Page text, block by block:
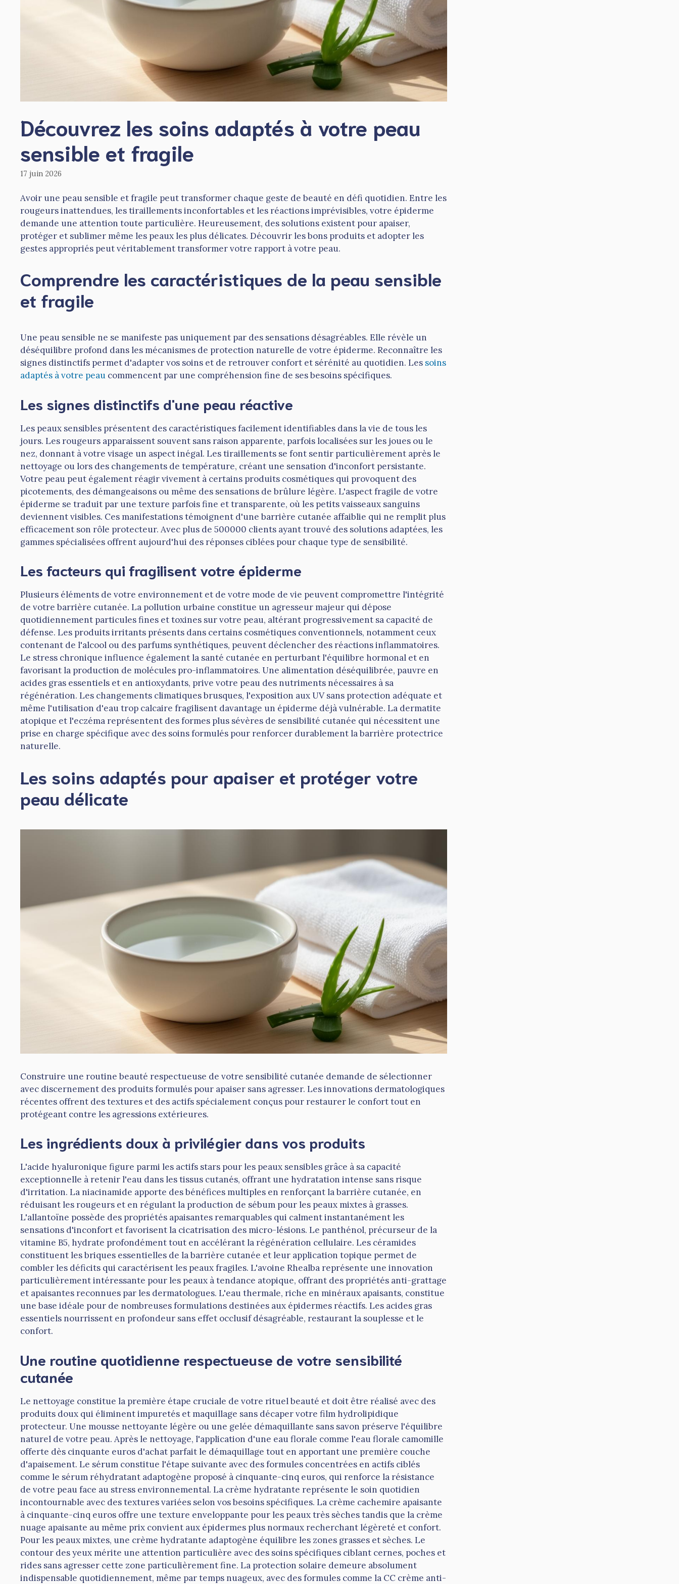
Découvrez les soins adaptés à votre peau
sensible et fragile
17 juin 2026
Avoir une peau sensible et fragile peut transformer chaque geste de beauté en défi quotidien. Entre les
rougeurs inattendues, les tiraillements inconfortables et les réactions imprévisibles, votre épiderme
demande une attention toute particulière. Heureusement, des solutions existent pour apaiser,
protéger et sublimer même les peaux les plus délicates. Découvrir les bons produits et adopter les
gestes appropriés peut véritablement transformer votre rapport à votre peau.
Comprendre les caractéristiques de la peau sensible
et fragile
Une peau sensible ne se manifeste pas uniquement par des sensations désagréables. Elle révèle un
déséquilibre profond dans les mécanismes de protection naturelle de votre épiderme. Reconnaître les
signes distinctifs permet d'adapter vos soins et de retrouver confort et sérénité au quotidien. Les soins
adaptés à votre peau commencent par une compréhension fine de ses besoins spécifiques.
Les signes distinctifs d'une peau réactive
Les peaux sensibles présentent des caractéristiques facilement identifiables dans la vie de tous les
jours. Les rougeurs apparaissent souvent sans raison apparente, parfois localisées sur les joues ou le
nez, donnant à votre visage un aspect inégal. Les tiraillements se font sentir particulièrement après le
nettoyage ou lors des changements de température, créant une sensation d'inconfort persistante.
Votre peau peut également réagir vivement à certains produits cosmétiques qui provoquent des
picotements, des démangeaisons ou même des sensations de brûlure légère. L'aspect fragile de votre
épiderme se traduit par une texture parfois fine et transparente, où les petits vaisseaux sanguins
deviennent visibles. Ces manifestations témoignent d'une barrière cutanée affaiblie qui ne remplit plus
efficacement son rôle protecteur. Avec plus de 500000 clients ayant trouvé des solutions adaptées, les
gammes spécialisées offrent aujourd'hui des réponses ciblées pour chaque type de sensibilité.
Les facteurs qui fragilisent votre épiderme
Plusieurs éléments de votre environnement et de votre mode de vie peuvent compromettre l'intégrité
de votre barrière cutanée. La pollution urbaine constitue un agresseur majeur qui dépose
quotidiennement particules fines et toxines sur votre peau, altérant progressivement sa capacité de
défense. Les produits irritants présents dans certains cosmétiques conventionnels, notamment ceux
contenant de l'alcool ou des parfums synthétiques, peuvent déclencher des réactions inflammatoires.
Le stress chronique influence également la santé cutanée en perturbant l'équilibre hormonal et en
favorisant la production de molécules pro-inflammatoires. Une alimentation déséquilibrée, pauvre en
acides gras essentiels et en antioxydants, prive votre peau des nutriments nécessaires à sa
régénération. Les changements climatiques brusques, l'exposition aux UV sans protection adéquate et
même l'utilisation d'eau trop calcaire fragilisent davantage un épiderme déjà vulnérable. La dermatite
atopique et l'eczéma représentent des formes plus sévères de sensibilité cutanée qui nécessitent une
prise en charge spécifique avec des soins formulés pour renforcer durablement la barrière protectrice
naturelle.
Les soins adaptés pour apaiser et protéger votre
peau délicate
Construire une routine beauté respectueuse de votre sensibilité cutanée demande de sélectionner
avec discernement des produits formulés pour apaiser sans agresser. Les innovations dermatologiques
récentes offrent des textures et des actifs spécialement conçus pour restaurer le confort tout en
protégeant contre les agressions extérieures.
Les ingrédients doux à privilégier dans vos produits
L'acide hyaluronique figure parmi les actifs stars pour les peaux sensibles grâce à sa capacité
exceptionnelle à retenir l'eau dans les tissus cutanés, offrant une hydratation intense sans risque
d'irritation. La niacinamide apporte des bénéfices multiples en renforçant la barrière cutanée, en
réduisant les rougeurs et en régulant la production de sébum pour les peaux mixtes à grasses.
L'allantoïne possède des propriétés apaisantes remarquables qui calment instantanément les
sensations d'inconfort et favorisent la cicatrisation des micro-lésions. Le panthénol, précurseur de la
vitamine B5, hydrate profondément tout en accélérant la régénération cellulaire. Les céramides
constituent les briques essentielles de la barrière cutanée et leur application topique permet de
combler les déficits qui caractérisent les peaux fragiles. L'avoine Rhealba représente une innovation
particulièrement intéressante pour les peaux à tendance atopique, offrant des propriétés anti-grattage
et apaisantes reconnues par les dermatologues. L'eau thermale, riche en minéraux apaisants, constitue
une base idéale pour de nombreuses formulations destinées aux épidermes réactifs. Les acides gras
essentiels nourrissent en profondeur sans effet occlusif désagréable, restaurant la souplesse et le
confort.
Une routine quotidienne respectueuse de votre sensibilité
cutanée
Le nettoyage constitue la première étape cruciale de votre rituel beauté et doit être réalisé avec des
produits doux qui éliminent impuretés et maquillage sans décaper votre film hydrolipidique
protecteur. Une mousse nettoyante légère ou une gelée démaquillante sans savon préserve l'équilibre
naturel de votre peau. Après le nettoyage, l'application d'une eau florale comme l'eau florale camomille
offerte dès cinquante euros d'achat parfait le démaquillage tout en apportant une première couche
d'apaisement. Le sérum constitue l'étape suivante avec des formules concentrées en actifs ciblés
comme le sérum réhydratant adaptogène proposé à cinquante-cinq euros, qui renforce la résistance
de votre peau face au stress environnemental. La crème hydratante représente le soin quotidien
incontournable avec des textures variées selon vos besoins spécifiques. La crème cachemire apaisante
à cinquante-cinq euros offre une texture enveloppante pour les peaux très sèches tandis que la crème
nuage apaisante au même prix convient aux épidermes plus normaux recherchant légèreté et confort.
Pour les peaux mixtes, une crème hydratante adaptogène équilibre les zones grasses et sèches. Le
contour des yeux mérite une attention particulière avec des soins spécifiques ciblant cernes, poches et
rides sans agresser cette zone particulièrement fine. La protection solaire demeure absolument
indispensable quotidiennement, même par temps nuageux, avec des formules comme la CC crème anti-